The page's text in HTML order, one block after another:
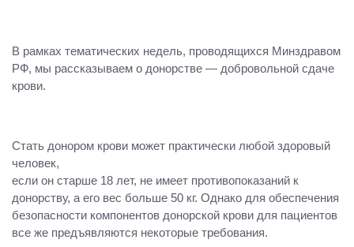
В рамках тематических недель, проводящихся Минздравом
РФ, мы рассказываем о донорстве — добровольной сдаче
крови.
Стать донором крови может практически любой здоровый
человек,
если он старше 18 лет, не имеет противопоказаний к
донорству, а его вес больше 50 кг. Однако для обеспечения
безопасности компонентов донорской крови для пациентов
все же предъявляются некоторые требования.